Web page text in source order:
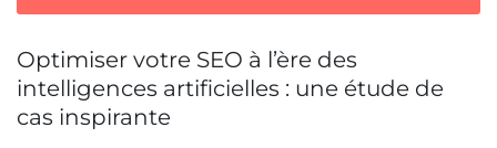
Optimiser votre SEO à l’ère des
intelligences artificielles : une étude de
cas inspirante